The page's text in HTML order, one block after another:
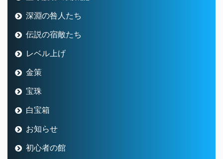
深淵の咎人たち
伝説の宿敵たち
レベル上げ
金策
宝珠
白宝箱
お知らせ
初心者の館